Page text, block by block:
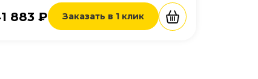
883 ₽ Заказать в 1 клик